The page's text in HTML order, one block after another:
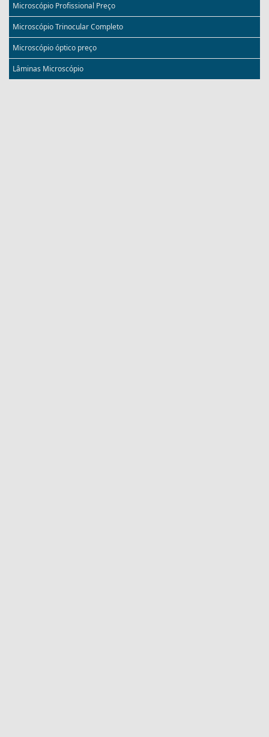
Microscópio Profissional Preço
Microscópio Trinocular Completo
Microscópio óptico preço
Lâminas Microscópio